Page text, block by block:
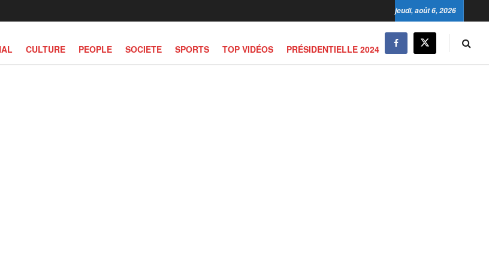
jeudi, août 6, 2026
CULTURE PEOPLE SOCIETE SPORTS TOP VIDÉOS PRÉSIDENTIELLE 2024